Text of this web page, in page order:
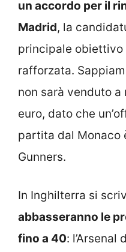
un accordo per il
Madrid, la
principale obiettivo
rafforzata.
non sarà venduto
euro, dato che
partita dal Monaco
Gunners.
In Inghilterra si
abbasseranno le
fino a 40: l’Arsenal